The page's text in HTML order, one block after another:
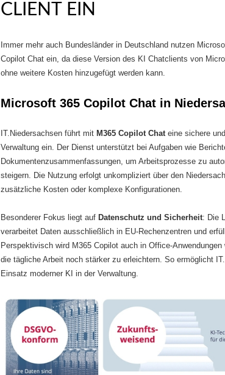
CLIENT EIN
Immer mehr auch Bundesländer in Deutschland nutzen
Copilot Chat ein, da diese Version des KI Chatclients von
ohne weitere Kosten hinzugefügt werden kann.
Microsoft 365 Copilot Chat in
IT.Niedersachsen führt mit M365 Copilot Chateine sichere
Verwaltung ein. Der Dienst unterstützt bei Aufgaben wie
Dokumentenzusammenfassungen, um Arbeitsprozesse zu
steigern. Die Nutzung erfolgt unkompliziert über den
zusätzliche Kosten oder komplexe Konfigurationen.
Besonderer Fokus liegt auf Datenschutz und Sicherheit: Die
verarbeitet Daten ausschließlich in EU-Rechenzentren und
Perspektivisch wird M365 Copilot auch in Office-
die tägliche Arbeit noch stärker zu erleichtern. So ermöglicht
Einsatz moderner KI in der Verwaltung.